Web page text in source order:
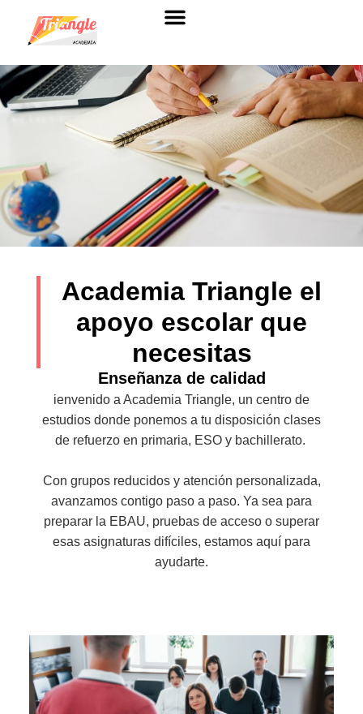
Academia Triangle el
apoyo escolar que
necesitas
Enseñanza de calidad
ienvenido a Academia Triangle, un centro de
estudios donde ponemos a tu disposición clases
de refuerzo en primaria, ESO y bachillerato.
Con grupos reducidos y atención personalizada,
avanzamos contigo paso a paso. Ya sea para
preparar la EBAU, pruebas de acceso o superar
esas asignaturas difíciles, estamos aquí para
ayudarte.